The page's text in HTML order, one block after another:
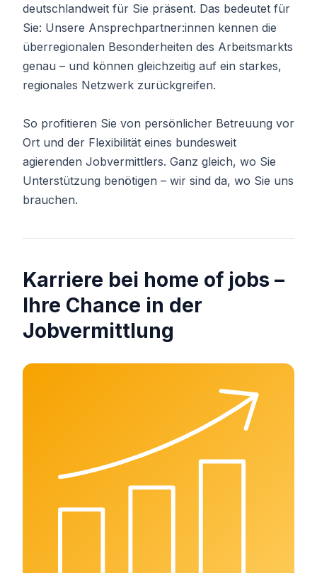
deutschlandweit für Sie präsent. Das bedeutet für
Sie: Unsere Ansprechpartner:innen kennen die
überregionalen Besonderheiten des Arbeitsmarkts
genau – und können gleichzeitig auf ein starkes,
regionales Netzwerk zurückgreifen.
So profitieren Sie von persönlicher Betreuung vor
Ort und der Flexibilität eines bundesweit
agierenden Jobvermittlers. Ganz gleich, wo Sie
Unterstützung benötigen – wir sind da, wo Sie uns
brauchen.
Karriere bei home of jobs –
Ihre Chance in der
Jobvermittlung